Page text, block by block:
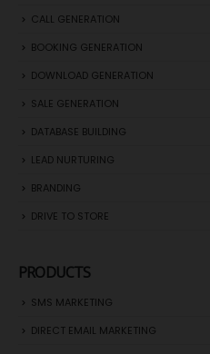
CALL GENERATION
BOOKING GENERATION
DOWNLOAD GENERATION
SALE GENERATION
DATABASE BUILDING
LEAD NURTURING
BRANDING
DRIVE TO STORE
PRODUCTS
SMS MARKETING
DIRECT EMAIL MARKETING